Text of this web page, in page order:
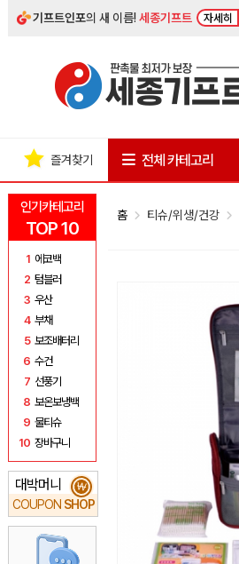
기프트인포의 새 이름!세종기프트 자세히
인기카테고리
TOP 10
1 에코백
2 텀블러
3 우산
4 부채
5 보조배터리
6 수건
7 선풍기
8 보온보냉백
9 물티슈
10 장바구니
대박머니
COUPON SHOP
₩
즐겨찾기 전체 카테고리
홈 티슈/위생/건강